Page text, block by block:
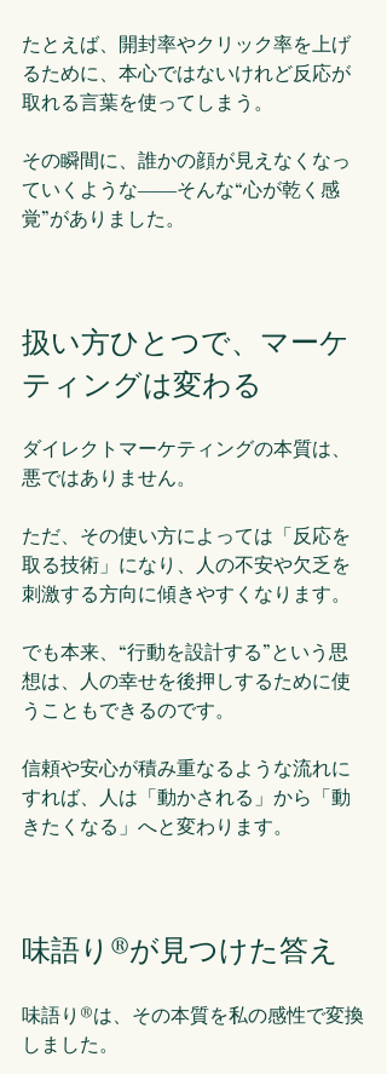
たとえば、開封率やクリック率を上げ
るために、本心ではないけれど反応が
取れる言葉を使ってしまう。
その瞬間に、誰かの顔が見えなくなっ
ていくような――そんな“心が乾く感
覚”がありました。
扱い方ひとつで、マーケ
ティングは変わる
ダイレクトマーケティングの本質は、
悪ではありません。
ただ、その使い方によっては「反応を
取る技術」になり、人の不安や欠乏を
刺激する方向に傾きやすくなります。
でも本来、“行動を設計する”という思
想は、人の幸せを後押しするために使
うこともできるのです。
信頼や安心が積み重なるような流れに
すれば、人は「動かされる」から「動
きたくなる」へと変わります。
味語り®が見つけた答え
味語り®は、その本質を私の感性で変換
しました。